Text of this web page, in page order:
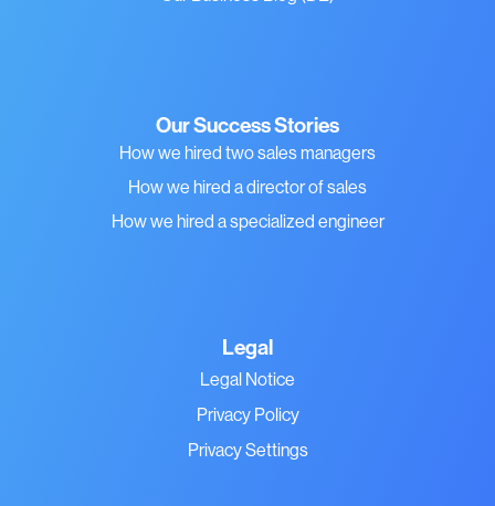
Our Success Stories
How we hired two sales managers
How we hired a director of sales
How we hired a specialized engineer
Legal
Legal Notice
Privacy Policy
Privacy Settings